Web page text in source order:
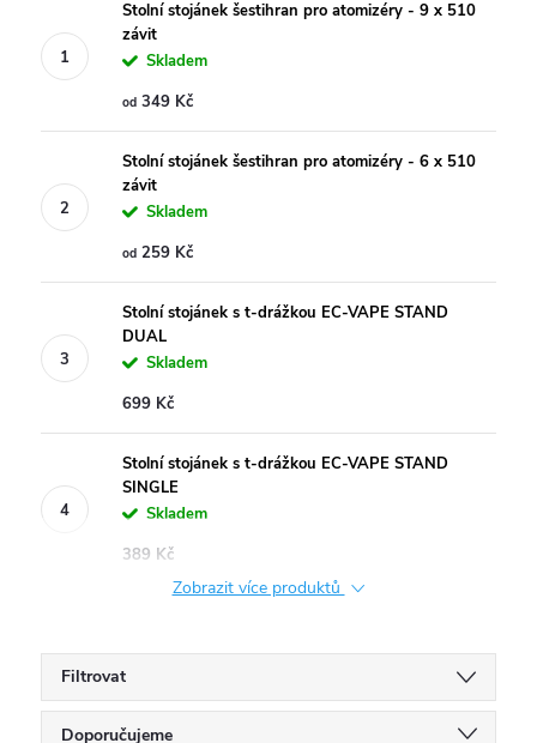
Stolní stojánek šestihran pro atomizéry - 9 x 510
závit
Skladem
od 349 Kč
Stolní stojánek šestihran pro atomizéry - 6 x 510
závit
Skladem
od 259 Kč
Stolní stojánek s t-drážkou EC-VAPE STAND
DUAL
Skladem
699 Kč
Stolní stojánek s t-drážkou EC-VAPE STAND
SINGLE
Skladem
389 Kč
Zobrazit více produktů
Filtrovat
Doporučujeme